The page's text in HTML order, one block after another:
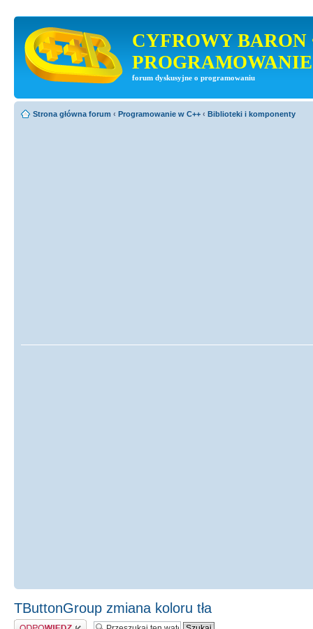
CYFROWY BARON
PROGRAMOWANIE
forum dyskusyjne o programowaniu
Strona główna forum ‹ Programowanie w C++ ‹ Biblioteki i komponenty
TButtonGroup zmiana koloru tła
Odpowiedz